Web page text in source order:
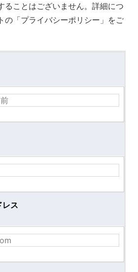
ることはございません。詳細につ
の「プライバシーポリシー」をご
レス